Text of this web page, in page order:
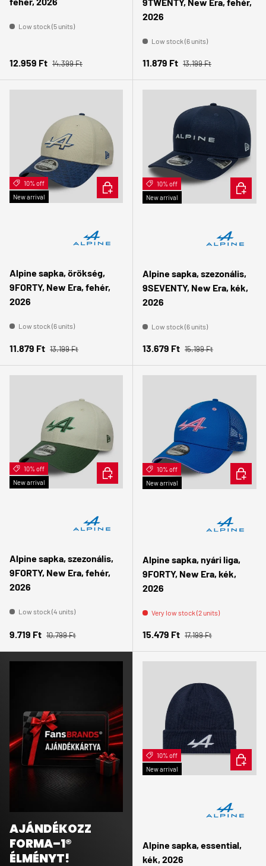
Low stock (5 units)
Sale price
12.959 Ft Regular price
14.399 Ft
2026
Low stock (6 units)
Sale price
11.879 Ft Regular price
13.199 Ft
10% off
New arrival
Alpine sapka, örökség,
9FORTY, New Era, fehér,
2026
Low stock (6 units)
Sale price
11.879 Ft Regular price
13.199 Ft
ADD TO CART
10% off
New arrival
Alpine sapka, szezonális,
9SEVENTY, New Era, kék,
2026
Low stock (6 units)
Sale price
13.679 Ft Regular price
15.199 Ft
ADD TO
10% off
New arrival
Alpine sapka, szezonális,
9FORTY, New Era, fehér,
2026
Low stock (4 units)
Sale price
9.719 Ft Regular price
10.799 Ft
ADD TO CART
10% off
New arrival
Alpine sapka, nyári liga,
9FORTY, New Era, kék,
2026
Very low stock (2 units)
Sale price
15.479 Ft Regular price
17.199 Ft
ADD TO
AJÁNDÉKOZZ
FORMA–1®
ÉLMÉNYT!
10% off
New arrival
Alpine sapka, essential,
kék, 2026
ADD TO